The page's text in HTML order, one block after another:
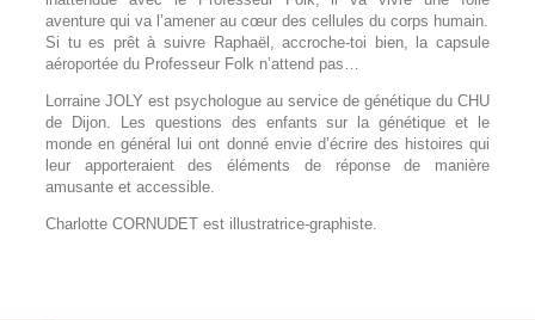
aventure qui va l’amener au cœur des cellules du corps humain.
Si tu es prêt à suivre Raphaël, accroche-toi bien, la capsule
aéroportée du Professeur Folk n’attend pas…
Lorraine JOLY est psychologue au service de génétique du CHU
de Dijon. Les questions des enfants sur la génétique et le
monde en général lui ont donné envie d’écrire des histoires qui
leur apporteraient des éléments de réponse de manière
amusante et accessible.
Charlotte CORNUDET est illustratrice-graphiste.